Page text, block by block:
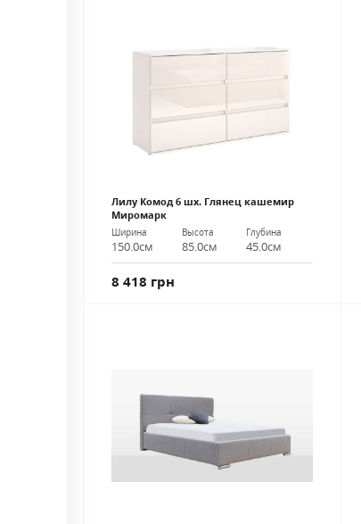
Лилу Комод 6 шх. Глянец кашемир
Миромарк
Ширина
150.0см
Высота
85.0см
Глубина
45.0см
8 418 грн